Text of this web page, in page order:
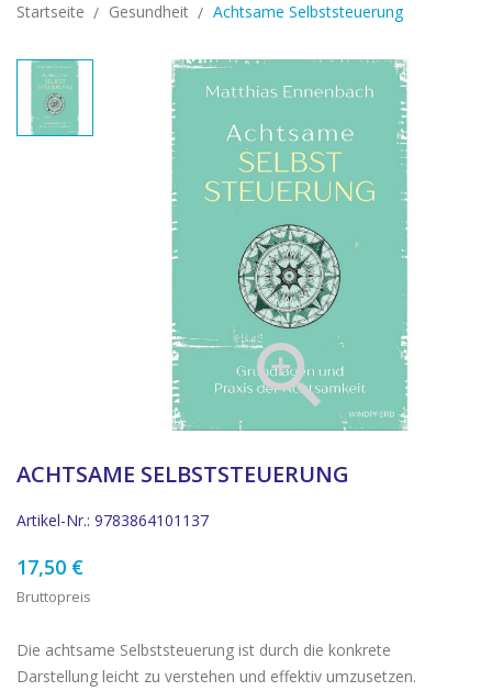
Startseite Gesundheit Achtsame Selbststeuerung

ACHTSAME SELBSTSTEUERUNG
Artikel-Nr.: 9783864101137
17,50 €
Bruttopreis
Die achtsame Selbststeuerung ist durch die konkrete
Darstellung leicht zu verstehen und effektiv umzusetzen.